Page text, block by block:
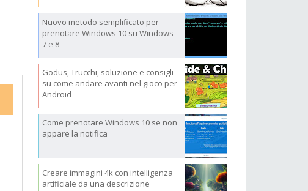
Nuovo metodo semplificato per
prenotare Windows 10 su Windows
7 e 8
Godus, Trucchi, soluzione e consigli
su come andare avanti nel gioco per
Android
Come prenotare Windows 10 se non
appare la notifica
Creare immagini 4k con intelligenza
artificiale da una descrizione